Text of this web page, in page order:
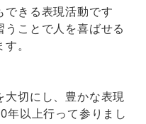
できる表現活動です
ことで人を喜ばせる
。
大切にし、豊かな表現
年以上行って参りまし